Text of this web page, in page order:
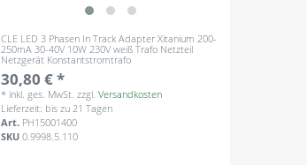
CLE LED 3 Phasen In Track Adapter Xitanium 200-
250mA 30-40V 10W 230V weiß Trafo Netzteil
Netzgerät Konstantstromtrafo
30,80 € *
* inkl. ges. MwSt. zzgl.Versandkosten
Lieferzeit: bis zu 21 Tagen
Art. PH15001400
SKU0.9998.5.110